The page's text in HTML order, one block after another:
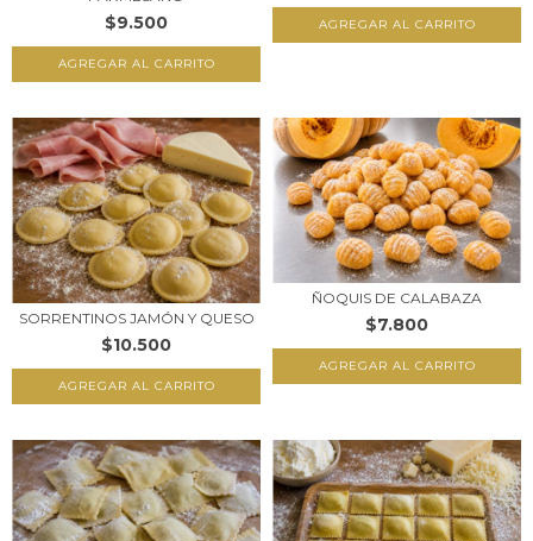
$9.500
SORRENTINOS JAMÓN Y QUESO
$10.500
ÑOQUIS DE CALABAZA
$7.800